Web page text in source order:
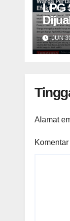
LPG
JUN
Alamat
Komentar